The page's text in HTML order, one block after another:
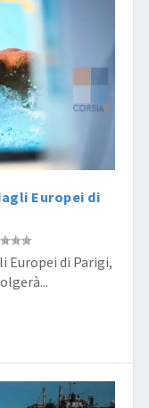
Europei di
Europei di Parigi,